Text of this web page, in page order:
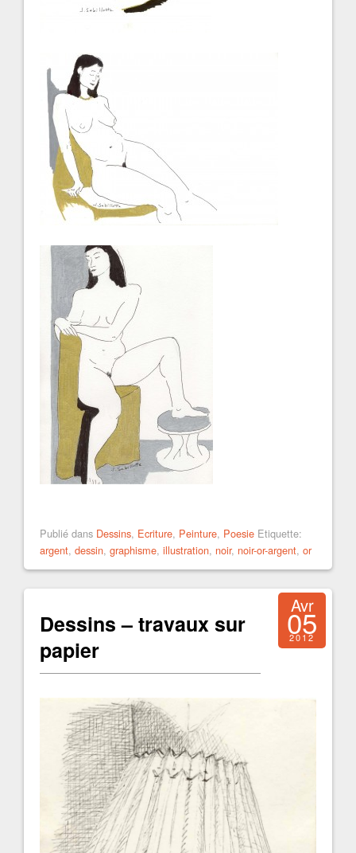
Publié dans Dessins, Ecriture, Peinture, Poesie Etiquette:
argent, dessin, graphisme, illustration, noir, noir-or-argent, or
Dessins – travaux sur
papier
Avr
05
2012